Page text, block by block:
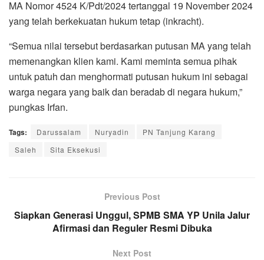
MA Nomor 4524 K/Pdt/2024 tertanggal 19 November 2024
yang telah berkekuatan hukum tetap (inkracht).
“Semua nilai tersebut berdasarkan putusan MA yang telah
memenangkan klien kami. Kami meminta semua pihak
untuk patuh dan menghormati putusan hukum ini sebagai
warga negara yang baik dan beradab di negara hukum,”
pungkas Irfan.
Tags: Darussalam Nuryadin
PN Tanjung Karang
Saleh
Sita Eksekusi
Previous Post
Siapkan Generasi Unggul, SPMB SMA YP Unila Jalur
Afirmasi dan Reguler Resmi Dibuka
Next Post